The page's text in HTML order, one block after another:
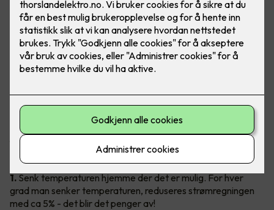
Ingen liker høye strømregninger!
Gode slumper av regningen kan faktisk kuttes ned på, og det
uten å senke livskvaliteten. Vil du vite hvordan du enkelt kan
få en lavere strømregning? Les våre 20 geniale tips under.
1.Senk temperaturen hjemme der det er mulig. For hver
grad man senker temperaturen, reduseres strømregningen
med ca 5% - det blir det penger av!